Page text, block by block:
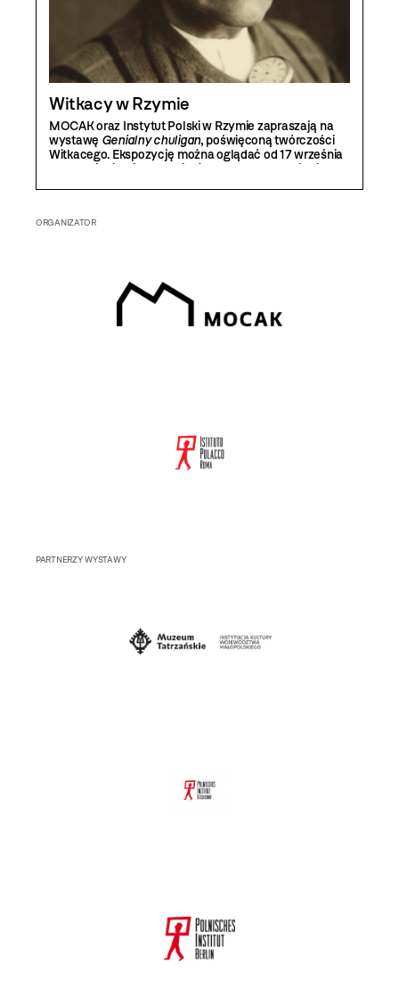
Witkacy w Rzymie
MOCAK oraz Instytut Polski w Rzymie zapraszają na
wystawę Genialny chuligan, poświęconą twórczości
Witkacego. Ekspozycję można oglądać od 17 września
do 31 października. Wernisaż wystawy odbędzie się 17
ORGANIZATOR
PARTNERZY WYSTAWY